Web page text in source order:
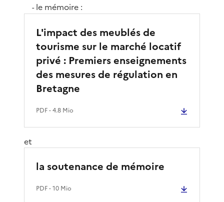
-le mémoire :
L'impact des meublés de
tourisme sur le marché locatif
privé : Premiers enseignements
des mesures de régulation en
Bretagne
PDF- 4.8 Mio
et
la soutenance de mémoire
PDF- 10 Mio